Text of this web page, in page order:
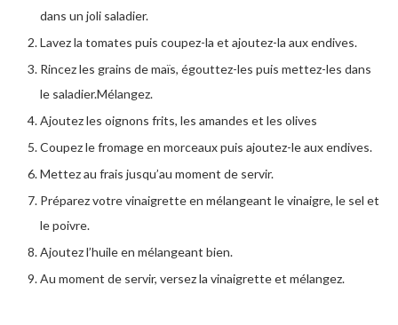
dans un joli saladier.
Lavez la tomates puis coupez-la et ajoutez-la aux endives.
Rincez les grains de maïs, égouttez-les puis mettez-les dans
le saladier.Mélangez.
Ajoutez les oignons frits, les amandes et les olives
Coupez le fromage en morceaux puis ajoutez-le aux endives.
Mettez au frais jusqu’au moment de servir.
Préparez votre vinaigrette en mélangeant le vinaigre, le sel et
le poivre.
Ajoutez l’huile en mélangeant bien.
Au moment de servir, versez la vinaigrette et mélangez.